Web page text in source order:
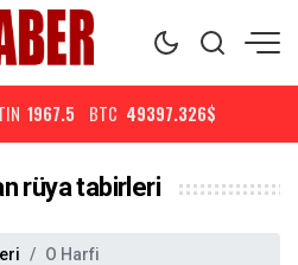
1967.5 BTC 49397.326$
rüya tabirleri
O Harfi